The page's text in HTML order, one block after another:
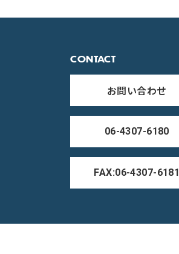
CONTACT
お問い合わせ
06-4307-6180
FAX:06-4307-6181